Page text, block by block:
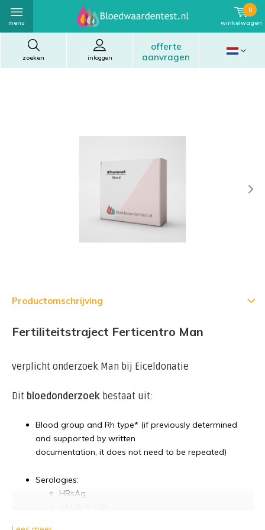
zoeken
offerte
aanvragen
inloggen
menu winkelwagen
0
Productomschrijving
Fertiliteitstraject Ferticentro Man
verplicht onderzoek Man bij Eiceldonatie
Dit bloedonderzoek bestaat uit:
Blood group and Rh type* (if previously determined
and supported by written
documentation, it does not need to be repeated)
Serologies:
HBsAg